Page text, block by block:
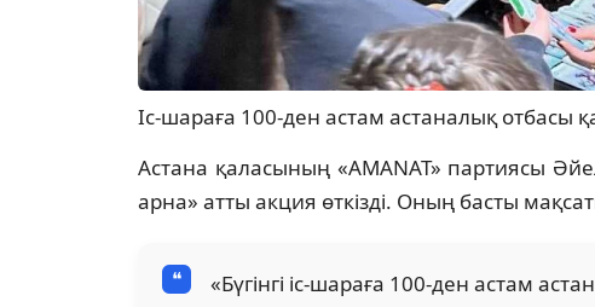
Іс-шараға 100-ден астам астаналық отбасы
Астана қаласының «AMANAT» партиясы
арна» атты акция өткізді. Оның басты
«Бүгінгі іс-шараға 100-ден астам